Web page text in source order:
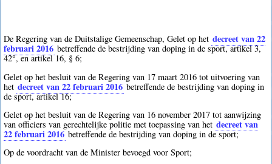
De Regering van de Duitstalige Gemeenschap, Gelet op het decreet van 22
februari 2016 betreffende de bestrijding van doping in de sport, artikel 3,
42°, en artikel 16, § 6;
Gelet op het besluit van de Regering van 17 maart 2016 tot uitvoering van
het decreet van 22 februari 2016 betreffende de bestrijding van doping in
de sport, artikel 16;
Gelet op het besluit van de Regering van 16 november 2017 tot aanwijzing
van officiers van gerechtelijke politie met toepassing van het decreet van
22 februari 2016 betreffende de bestrijding van doping in de sport;
Op de voordracht van de Minister bevoegd voor Sport;